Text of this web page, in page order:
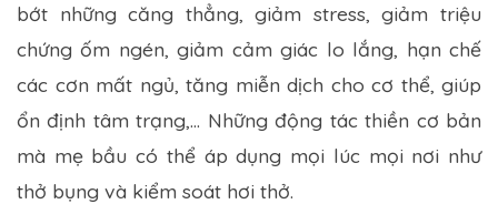
bớt những căng thẳng, giảm stress, giảm triệu
chứng ốm ngén, giảm cảm giác lo lắng, hạn chế
các cơn mất ngủ, tăng miễn dịch cho cơ thể, giúp
ổn định tâm trạng,... Những động tác thiền cơ bản
mà mẹ bầu có thể áp dụng mọi lúc mọi nơi như
thở bụng và kiểm soát hơi thở.